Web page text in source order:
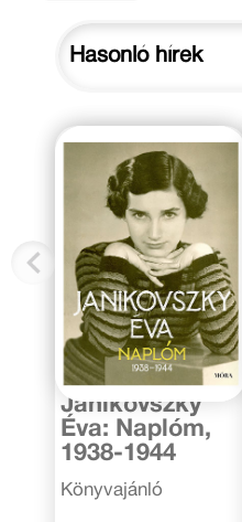
Hasonló hírek
2020. október 13.
Janikovszky
Éva: Naplóm,
1938-1944
Könyvajánló